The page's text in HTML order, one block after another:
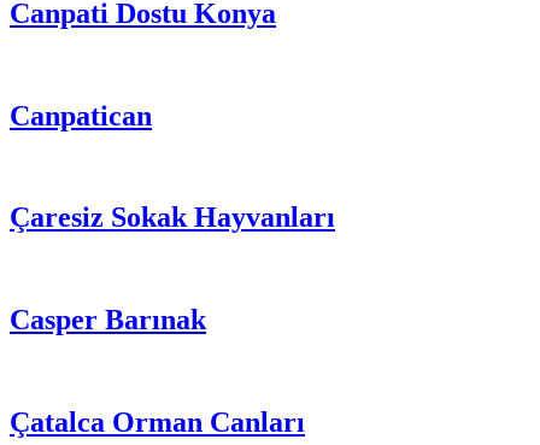
Canpati Dostu Konya
Canpatican
Çaresiz Sokak Hayvanları
Casper Barınak
Çatalca Orman Canları